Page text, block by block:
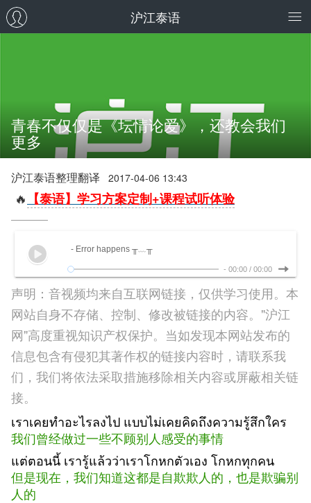
沪江泰语
青春不仅仅是《坛情论爱》，还教会我们
更多
沪江泰语整理翻译 2017-04-06 13:43
🔥 【泰语】学习方案定制+课程试听体验
- Error happens ╥﹏╥
- 00:00 / 00:00
声明：音视频均来自互联网链接，仅供学习使用。本
网站自身不存储、控制、修改被链接的内容。"沪江
网"高度重视知识产权保护。当如发现本网站发布的
信息包含有侵犯其著作权的链接内容时，请联系我
们，我们将依法采取措施移除相关内容或屏蔽相关链
接。
เราเคยทำอะไรลงไป แบบไม่เคยคิดถึงความรู้สึกใคร
我们曾经做过一些不顾别人感受的事情
แต่ตอนนี้ เรารู้แล้วว่าเราโกหกตัวเอง โกหกทุกคน
但是现在，我们知道这都是自欺欺人的，也是欺骗别
人的